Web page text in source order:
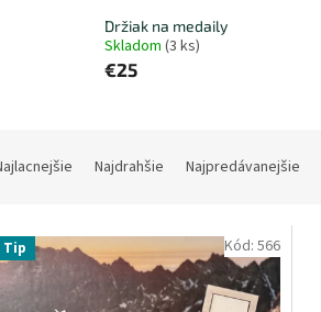
Držiak na medaily
Skladom (3 ks)
€25
Najdrahšie Najpredávanejšie
Tip Kód: 566